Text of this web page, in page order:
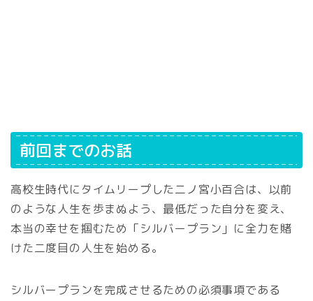
前回までのお話
高校生時代にタイムリープした二ノ宮小百合は、以前
のような人生を歩まぬよう、最低だった自分を変え、
本当の幸せを掴むため「シルバープラン」に全力を賭
けた二度目の人生を始める。
シルバープランを完成させるための必須事項である